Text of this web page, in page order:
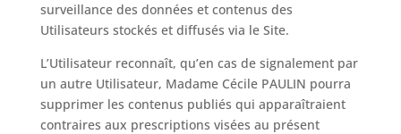
surveillance des données et contenus des
Utilisateurs stockés et diffusés via le Site.
L’Utilisateur reconnaît, qu’en cas de signalement par
un autre Utilisateur, Madame Cécile PAULIN pourra
supprimer les contenus publiés qui apparaîtraient
contraires aux prescriptions visées au présent